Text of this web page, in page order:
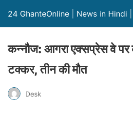
24 GhanteOnline | News in Hindi |
कन्नौज: आगरा एक्सप्रेस वे
टक्कर, तीन की मौत
Desk